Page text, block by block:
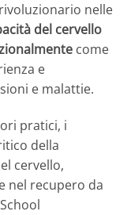
nelle
del cervello
come
e
e malattie.
pratici, i
della
cervello,
nel recupero da